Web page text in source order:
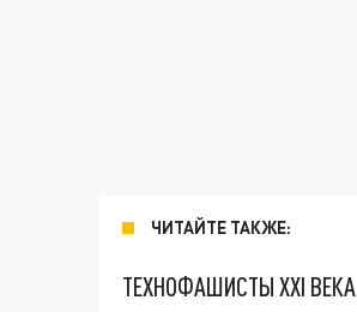
ЧИТАЙТЕ ТАКЖЕ:
ТЕХНОФАШИСТЫ XXI ВЕКА